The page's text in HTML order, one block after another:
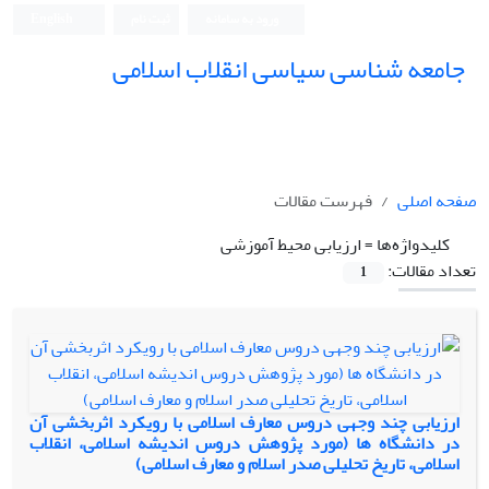
جامعه شناسی سیاسی انقلاب اسلامی
صفحه اصلی
فهرست مقالات
کلیدواژه‌ها =ارزیابی محیط آموزشی
تعداد مقالات:
1
ارزیابی چند وجهی دروس معارف اسلامی با رویکرد اثربخشی آن
در دانشگاه ها (مورد پژوهش دروس اندیشه اسلامی، انقلاب
اسلامی، تاریخ تحلیلی صدر اسلام و معارف اسلامی)